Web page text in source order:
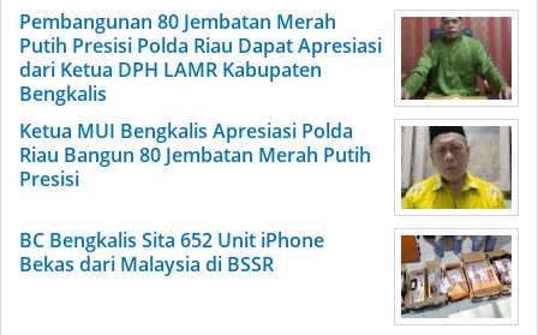
Pembangunan 80 Jembatan Merah
Putih Presisi Polda Riau Dapat Apresiasi
dari Ketua DPH LAMR Kabupaten
Bengkalis
Ketua MUI Bengkalis Apresiasi Polda
Riau Bangun 80 Jembatan Merah Putih
Presisi
BC Bengkalis Sita 652 Unit iPhone
Bekas dari Malaysia di BSSR